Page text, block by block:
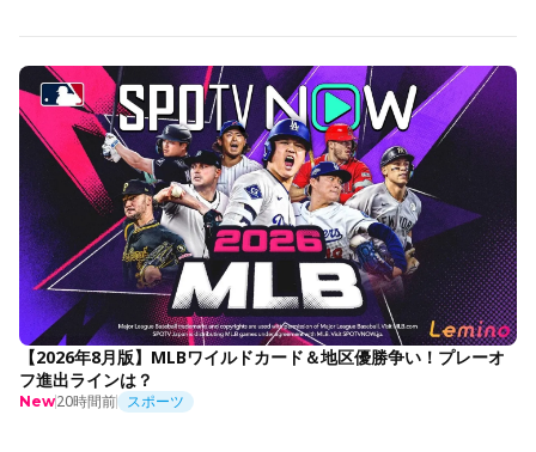
【2026年8月版】MLBワイルドカード＆地区優勝争い！プレーオ
フ進出ラインは？
New20時間前 スポーツ